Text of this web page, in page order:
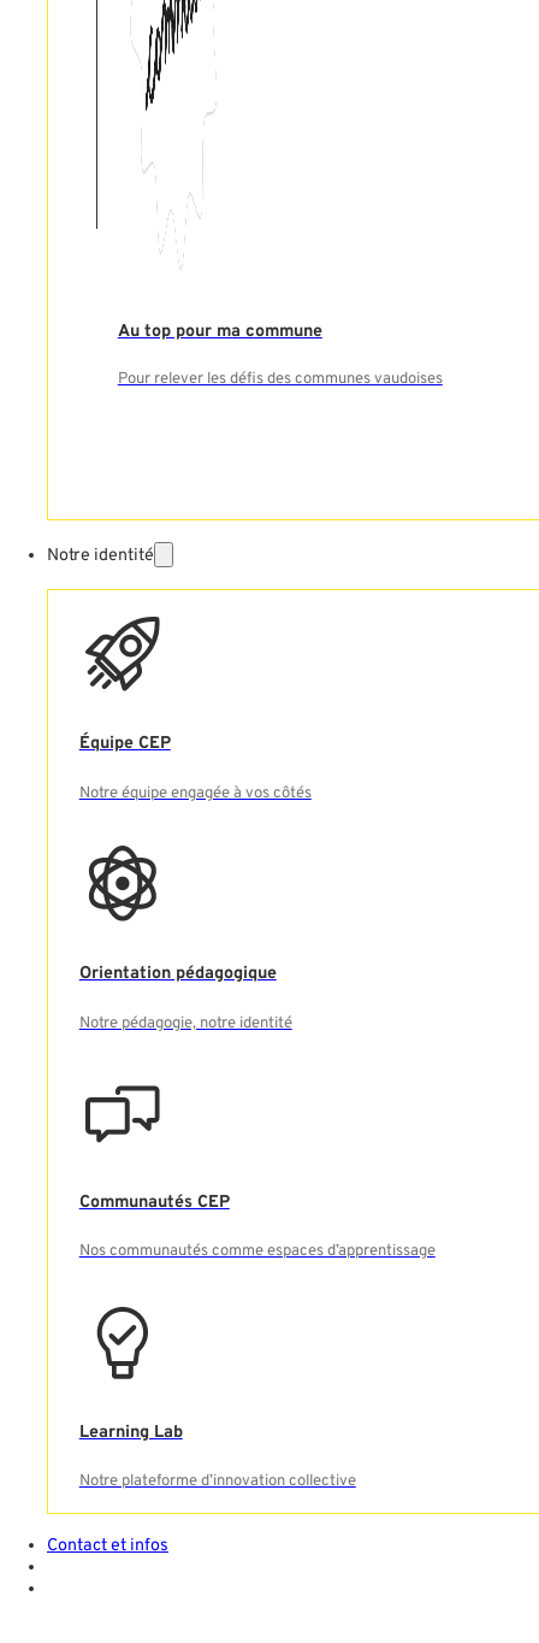
Au top pour ma commune
Pour relever les défis des communes vaudoises
Notre identité
Équipe CEP
Notre équipe engagée à vos côtés
Orientation pédagogique
Notre pédagogie, notre identité
Communautés CEP
Nos communautés comme espaces d’apprentissage
Learning Lab
Notre plateforme d’innovation collective
Contact et infos